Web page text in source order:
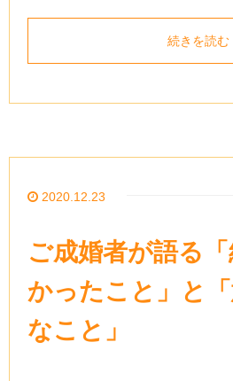
続きを読む
2020.12.23
ご成婚者が語る
かったこと」と
なこと」